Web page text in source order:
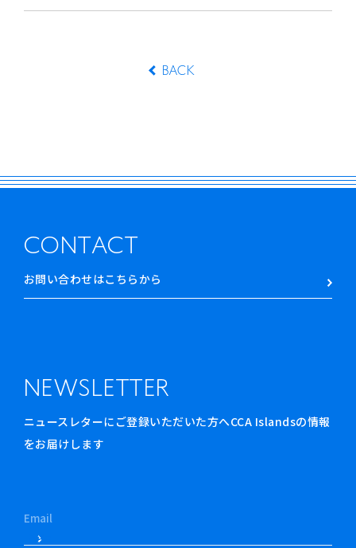
BACK
CONTACT
お問い合わせはこちらから
NEWSLETTER
ニュースレターにご登録いただいた方へCCA Islandsの情報
をお届けします